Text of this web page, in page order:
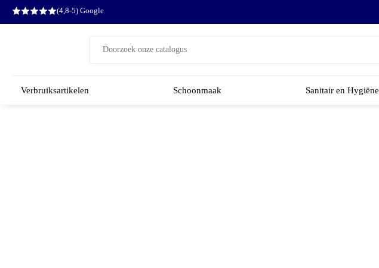
(4,8-5) Google
Zoeken
Verbruiksartikelen Schoonmaak Sanitair en Hygiëne